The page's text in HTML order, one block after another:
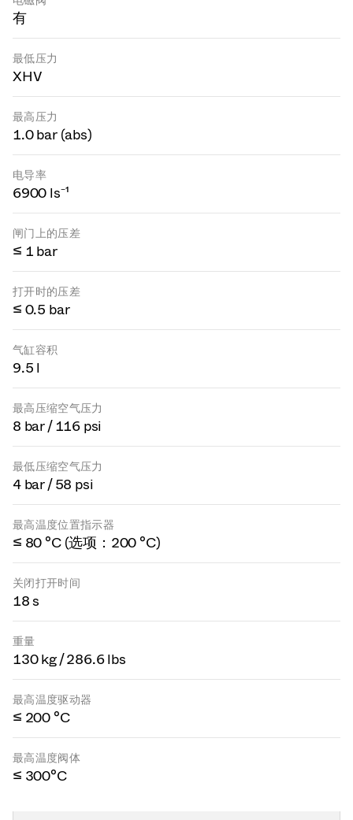
有
最低压力
XHV
最高压力
1.0 bar (abs)
电导率
6900 ls⁻¹
闸门上的压差
≤ 1 bar
打开时的压差
≤ 0.5 bar
气缸容积
9.5 l
最高压缩空气压力
8 bar / 116 psi
最低压缩空气压力
4 bar / 58 psi
最高温度位置指示器
≤ 80 °C (选项：200 °C)
关闭打开时间
18 s
重量
130 kg / 286.6 lbs
最高温度驱动器
≤ 200 °C
最高温度阀体
≤ 300°C